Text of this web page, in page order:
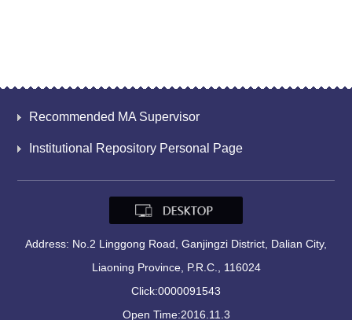
Recommended MA Supervisor
Institutional Repository Personal Page
Address: No.2 Linggong Road, Ganjingzi District, Dalian City,
Liaoning Province, P.R.C., 116024
Click:0000091543
Open Time:2016.11.3